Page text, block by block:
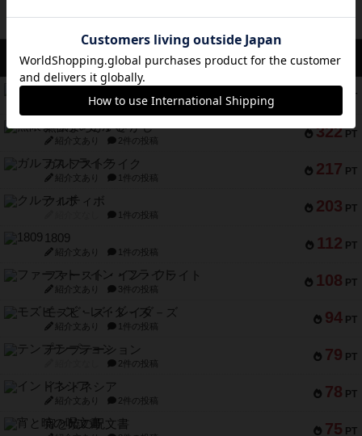
アクセス数 急上昇中
PT
コレクト！
紹介文なし 1件の投稿
322 PT
無限まちがいさがし
紹介文あり 2件の投稿
217 PT
ガルフストライク
紹介文あり 1件の投稿
203 PT
クルティボ
1件の投稿
112 PT
1809
紹介文あり 1件の投稿
108 PT
ファースト・イン・フライト
紹介文あり 3件の投稿
94 PT
モズビ－ズ・レイダ－ズ
紹介文あり 1件の投稿
79 PT
テンプテーション
2件の投稿
78 PT
インドネシア
紹介文あり 2件の投稿
75 PT
宵と暁の呪文書